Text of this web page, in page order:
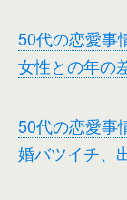
50代の恋愛事
女性との年の
50代の恋愛事
婚バツイチ、